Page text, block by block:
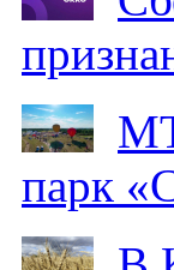
парк